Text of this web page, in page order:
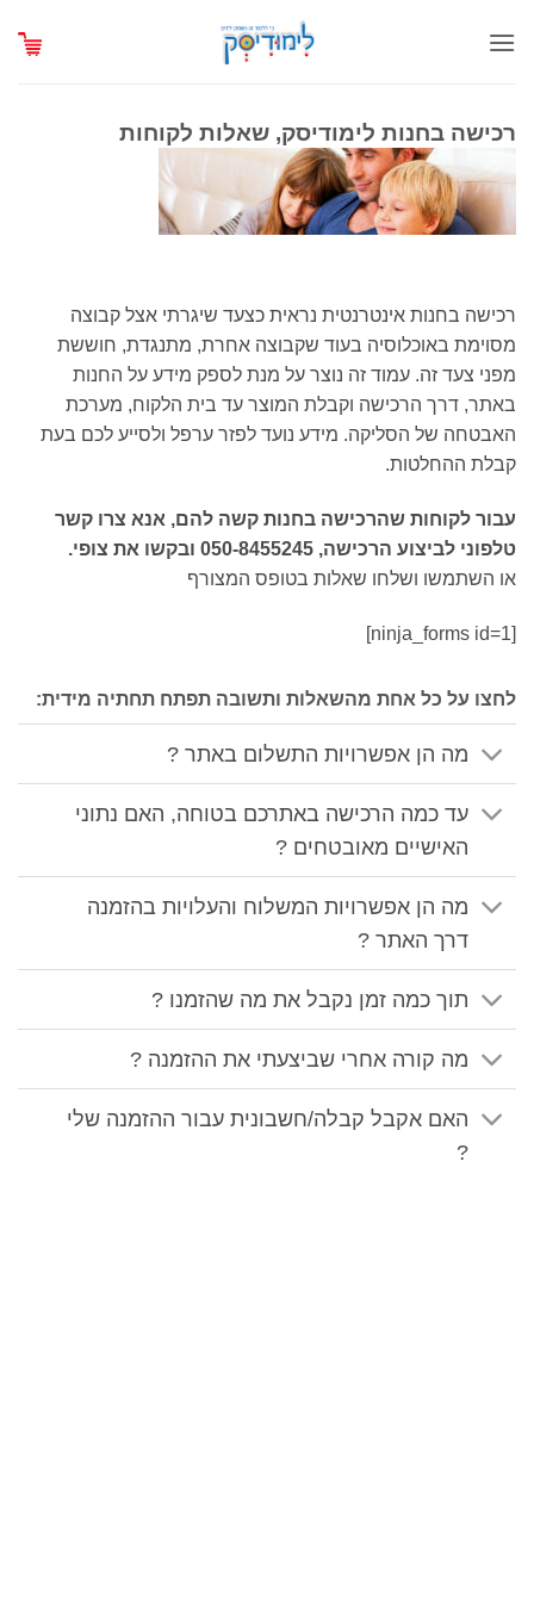
רכישה בחנות לימודיסק, שאלות לקוחות
רכישה בחנות אינטרנטית נראית כצעד שיגרתי אצל קבוצה
מסוימת באוכלוסיה בעוד שקבוצה אחרת, מתנגדת, חוששת
מפני צעד זה. עמוד זה נוצר על מנת לספק מידע על החנות
באתר, דרך הרכישה וקבלת המוצר עד בית הלקוח, מערכת
האבטחה של הסליקה. מידע נועד לפזר ערפל ולסייע לכם בעת
קבלת ההחלטות.
עבור לקוחות שהרכישה בחנות קשה להם, אנא צרו קשר
טלפוני לביצוע הרכישה, 050-8455245 ובקשו את צופי.
או השתמשו ושלחו שאלות בטופס המצורף
[ninja_forms id=1]
לחצו על כל אחת מהשאלות ותשובה תפתח תחתיה מידית:
מה הן אפשרויות התשלום באתר ?
עד כמה הרכישה באתרכם בטוחה, האם נתוני
האישיים מאובטחים ?
מה הן אפשרויות המשלוח והעלויות בהזמנה
דרך האתר ?
תוך כמה זמן נקבל את מה שהזמנו ?
מה קורה אחרי שביצעתי את ההזמנה ?
האם אקבל קבלה/חשבונית עבור ההזמנה שלי
?